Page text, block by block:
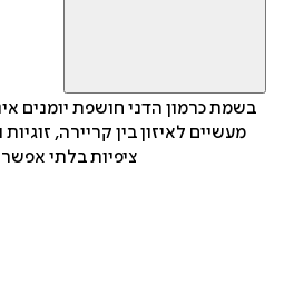
בשמת כרמון הדני חושפת יומנים
מעשיים לאיזון בין קריירה,
ציפיות בלתי